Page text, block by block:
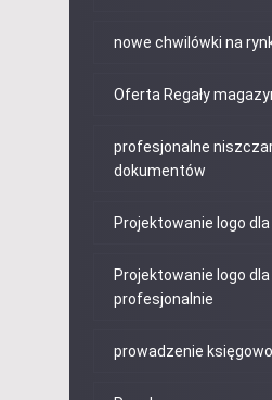
nowe chwilówki na
Oferta Regały
profesjonalne
dokumentów
Projektowanie logo
Projektowanie logo
profesjonalnie
prowadzenie